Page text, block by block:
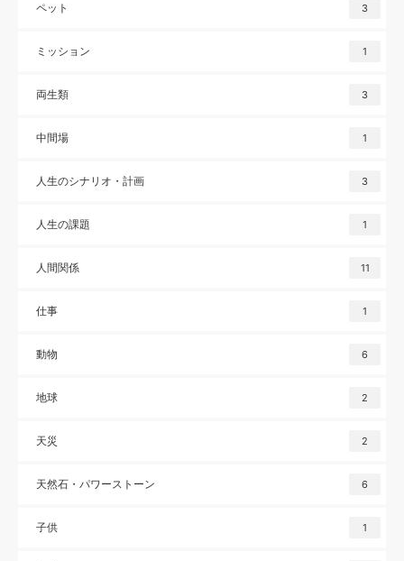
ペット 3
ミッション 1
両生類 3
中間場 1
人生のシナリオ・計画 3
人生の課題 1
人間関係 11
仕事 1
動物 6
地球 2
天災 2
天然石・パワーストーン 6
子供 1